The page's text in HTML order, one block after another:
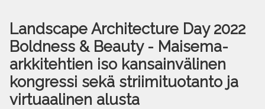
Landscape Architecture Day 2022
Boldness & Beauty - Maisema-
arkkitehtien iso kansainvälinen
kongressi sekä striimituotanto ja
virtuaalinen alusta